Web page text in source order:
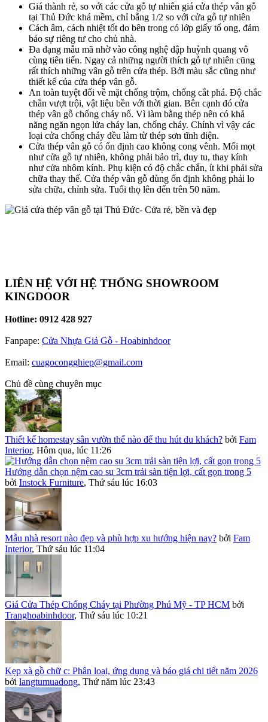
Giá thành rẻ, so với các cửa gỗ tự nhiên giá cửa thép vân gỗ
tại Thủ Đức khá mềm, chỉ bằng 1/2 so với cửa gỗ tự nhiên
Cách âm, cách nhiệt tốt do bên trong có lớp giấy tổ ong, đảm
bảo sự riêng tư cho chủ nhà.
Đa dạng mẫu mã nhờ vào công nghệ dập huỳnh quang vô
cùng tiên tiến. Ngay cả những người thích gỗ tự nhiên cũng
rất thích những vân gỗ trên cửa thép. Bởi màu sắc cũng như
thiết kế của cửa thép vân gỗ.
An toàn tuyệt đối về mặt chống trộm, chống cắt phá. Độ chắc
chắn vượt trội, vật liệu bền với thời gian. Bên cạnh đó cửa
thép vân gỗ chống cháy nổ. Vì làm bằng thép nên có khả
năng ngăn ngọn lửa cháy lan, chống cháy. Chính vì vậy các
loại cửa chống cháy đều làm từ thép sơn tĩnh điện.
Cửa thép vân gỗ có ổn định cao không cong vênh. Mối mọt
như cửa gỗ tự nhiên, không phải bảo trì, duy tu, thay kính
như cửa nhôm kính. Phụ kiện có độ chắc chắn, ít khi phải sửa
chữa thay thế. Cửa thép vân gỗ dùng ổn định không phải lo
sửa chữa, chỉnh sửa. Tuổi thọ lên đến trên 50 năm.
LIÊN HỆ VỚI HỆ THỐNG SHOWROOM
KINGDOOR
Hotline: 0912 428 927
Fanpape: Cửa Nhựa Giả Gỗ - Hoabinhdoor
Email: cuagocongghiep@gmail.com
Chủ đề cùng chuyên mục
Thiết kế homestay sân vườn thế nào để thu hút du khách? bởi Fam
Interior, Hôm qua, lúc 11:26
Hướng dẫn chọn nệm cao su 3cm trải sàn tiện lợi, cất gọn trong 5
bởi Instock Furniture, Thứ sáu lúc 16:03
Mẫu nhà resort nào đẹp và phù hợp xu hướng hiện nay? bởi Fam
Interior, Thứ sáu lúc 11:04
Giá Cửa Thép Chống Cháy tại Phường Phú Mỹ - TP HCM bởi
Tranghoabinhdoor, Thứ sáu lúc 10:21
Kẹp xà gồ chữ c: Phân loại, ứng dụng và báo giá chi tiết năm 2026
bởi langtumuadong, Thứ năm lúc 23:43